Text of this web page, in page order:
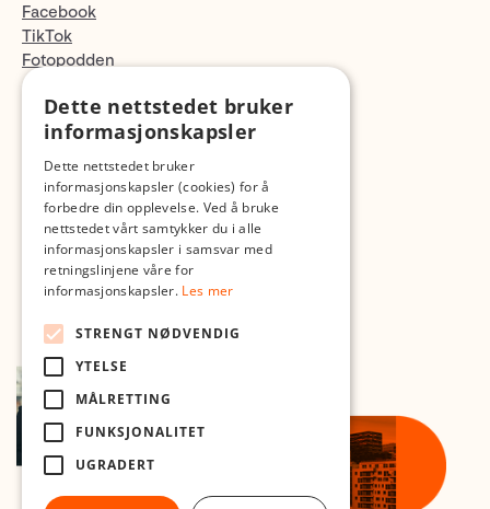
Facebook
TikTok
Fotopodden
Med forbehold om skrive- og lagerfeil
Dette nettstedet bruker
informasjonskapsler
Dette nettstedet bruker
informasjonskapsler (cookies) for å
forbedre din opplevelse. Ved å bruke
nettstedet vårt samtykker du i alle
informasjonskapsler i samsvar med
retningslinjene våre for
informasjonskapsler. Les mer
STRENGT NØDVENDIG
YTELSE
MÅLRETTING
FUNKSJONALITET
UGRADERT